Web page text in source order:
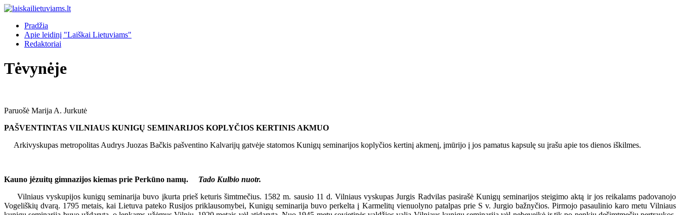
Pradžia
Apie leidinį "Laiškai Lietuviams"
Redaktoriai
Tėvynėje
Paruošė Marija A. Jurkutė
PAŠVENTINTAS VILNIAUS KUNIGŲ SEMINARIJOS KOPLYČIOS KERTINIS AKMUO
Arkivyskupas metropolitas Audrys Juozas Bačkis pašventino Kalvarijų gatvėje statomos Kunigų seminarijos koplyčios kertinį akmenį, įmūrijo į jos pamatus kapsulę su įrašu apie tos dienos iškilmes.
Kauno jėzuitų gimnazijos kiemas prie Perkūno namų.
Tado Kulbio nuotr.
Vilniaus vyskupijos kunigų seminarija buvo įkurta prieš keturis šimtmečius. 1582 m. sausio 11 d. Vilniaus vyskupas Jurgis Radvilas pasirašė Kunigų seminarijos steigimo aktą ir jos reikalams padovanojo
Vogeliškių dvarą. 1795 metais, kai Lietuva pateko Rusijos priklausomybei, Kunigų seminarija buvo perkelta į Karmelitų vienuolyno patalpas prie S v. Jurgio bažnyčios. Pirmojo pasaulinio karo metu Vilniaus